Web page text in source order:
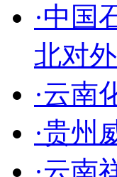
·中国
北对
·云南
·贵州
·云南